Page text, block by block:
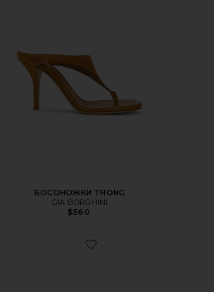
БОСОНОЖКИ THONG
GIA BORGHINI
$560
Favorite МОКАСИНЫ MISTY